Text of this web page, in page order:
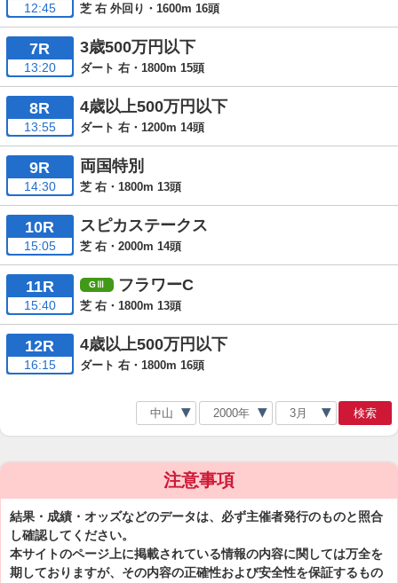
12:45 芝 右 外回り・1600m 16頭
7R
13:20
3歳500万円以下
ダート 右・1800m 15頭
8R
13:55
4歳以上500万円以下
ダート 右・1200m 14頭
9R
14:30
両国特別
芝 右・1800m 13頭
10R
15:05
スピカステークス
芝 右・2000m 14頭
11R
15:40
フラワーC
芝 右・1800m 13頭
12R
16:15
4歳以上500万円以下
ダート 右・1800m 16頭
検索
注意事項
結果・成績・オッズなどのデータは、必ず主催者発行のものと照合
し確認してください。
本サイトのページ上に掲載されている情報の内容に関しては万全を
期しておりますが、その内容の正確性および安全性を保証するもの